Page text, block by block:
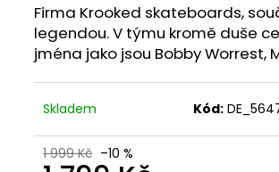
Firma Krooked skateboards,
legendou. V týmu kromě duše
jména jako jsou Bobby Worrest,
Skladem Kód:
1 999 Kč –10 %